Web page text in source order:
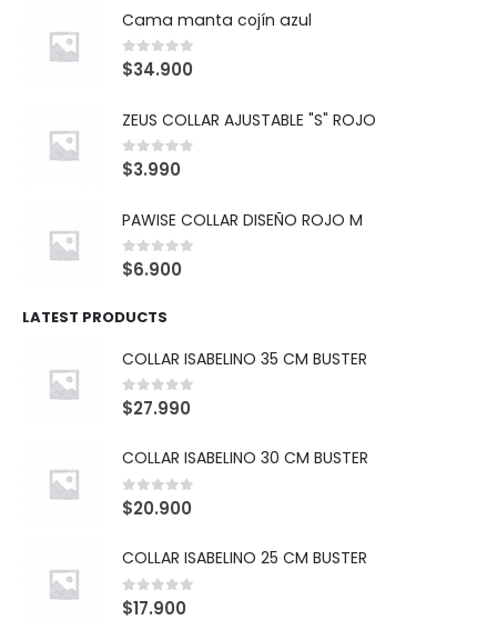
Cama manta cojín azul
0out of 5
$34.900
ZEUS COLLAR AJUSTABLE "S" ROJO
0out of 5
$3.990
PAWISE COLLAR DISEÑO ROJO M
0out of 5
$6.900
LATEST PRODUCTS
COLLAR ISABELINO 35 CM BUSTER
0out of 5
$27.990
COLLAR ISABELINO 30 CM BUSTER
0out of 5
$20.900
COLLAR ISABELINO 25 CM BUSTER
0out of 5
$17.900